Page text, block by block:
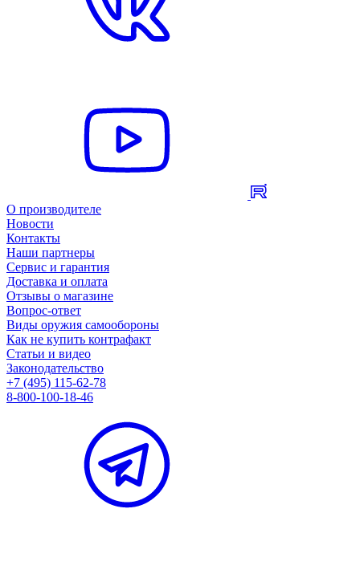
О производителе
Новости
Контакты
Наши партнеры
Сервис и гарантия
Доставка и оплата
Отзывы о магазине
Вопрос-ответ
Виды оружия самообороны
Как не купить контрафакт
Статьи и видео
Законодательство
+7 (495) 115-62-78
8-800-100-18-46